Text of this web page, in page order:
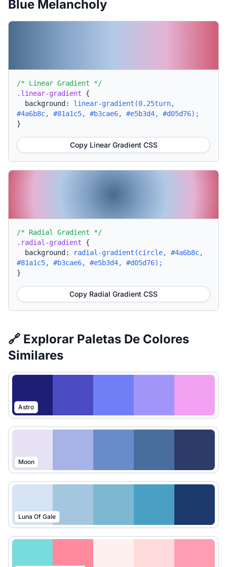
Blue Melancholy
/* Linear Gradient */
.linear-gradient {
background: linear-gradient(0.25turn,
#4a6b8c, #81a1c5, #b3cae6, #e5b3d4, #d05d76);
}
Copy Linear Gradient CSS
/* Radial Gradient */
.radial-gradient {
background:
radial-gradient(circle, #4a6b8c,
#81a1c5, #b3cae6, #e5b3d4, #d05d76);
}
Copy Radial Gradient CSS
🔗 Explorar Paletas De Colores
Similares
Astro
Moon
Luna Of Gale